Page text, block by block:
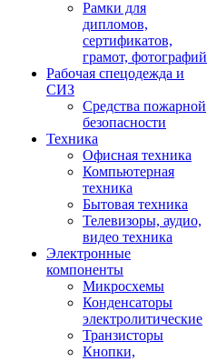
Рамки для
дипломов,
сертификатов,
грамот, фотографий
Рабочая спецодежда и
СИЗ
Средства пожарной
безопасности
Техника
Офисная техника
Компьютерная
техника
Бытовая техника
Телевизоры, аудио,
видео техника
Электронные
компоненты
Микросхемы
Конденсаторы
электролитические
Транзисторы
Кнопки,